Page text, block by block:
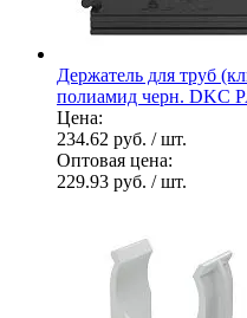
Держатель для труб
полиамид черн. DKC
Цена:
234.62 руб. / шт.
Оптовая цена:
229.93 руб. / шт.